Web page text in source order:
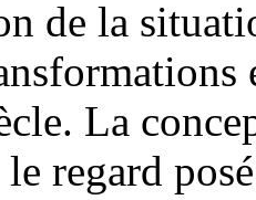
de la
La
regard